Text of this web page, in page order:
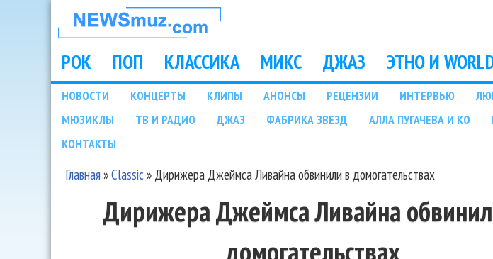
НОВОСТИ
МУЗЫКИ И
ШОУ БИЗНЕСА
NEWSMUZ.COM
Main menu
РОК ПОП КЛАССИКА МИКС ДЖАЗ ЭТНО И
Подразделы
НОВОСТИ КОНЦЕРТЫ КЛИПЫ АНОНСЫ РЕЦЕНЗИИ ИНТЕРВЬЮ
МЮЗИКЛЫ
ТВ И РАДИО ДЖАЗ ФАБРИКА ЗВЕЗД АЛЛА ПУГАЧЕВА И КО
КОНТАКТЫ
Главная»Classic» Дирижера Джеймса Ливайна обвинили в домогательствах
Дирижера Джеймса Ливайна
домогательствах